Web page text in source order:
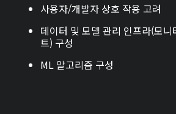
사용자/개발자 상호 작용 고려
데이터 및 모델 관리 인프라(모니
트) 구성
ML 알고리즘 구성